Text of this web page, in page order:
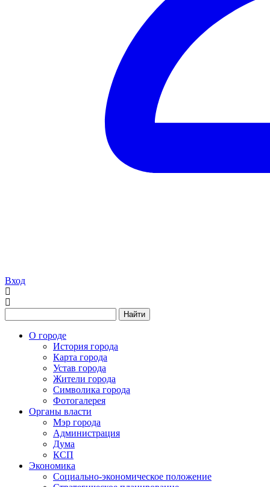
Вход
Найти
О городе
История города
Карта города
Устав города
Жители города
Символика города
Фотогалерея
Органы власти
Мэр города
Администрация
Дума
КСП
Экономика
Социально-экономическое положение